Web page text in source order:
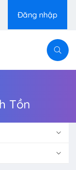
Đăng nhập
Tồn